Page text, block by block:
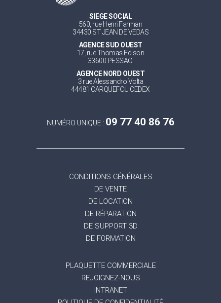
SIEGE SOCIAL
560, rue Henri Farman
34430 ST JEAN DE VEDAS
AGENCE SUD OUEST
17, rue Thomas Edison
33600 PESSAC
AGENCE NORD OUEST
3 rue Alessandro Volta
44481 CARQUEFOU CEDEX
NUMÉRO UNIQUE : 09 77 40 86 76
CONDITIONS GÉNÉRALES
DE VENTE
DE LOCATION
DE RÉPARATION
DE SUPPORT 3D
DE FORMATION
PLAQUETTE COMMERCIALE
REJOIGNEZ-NOUS
INTRANET